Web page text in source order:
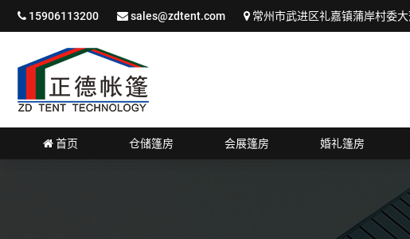
15906113200 sales@zdtent.com 常州市武进区礼嘉镇蒲岸村委
首页 仓储篷房 会展篷房 婚礼篷房